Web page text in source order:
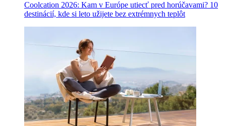
Coolcation 2026: Kam v Európe utiecť pred horúčavami? 10
destinácií, kde si leto užijete bez extrémnych teplôt